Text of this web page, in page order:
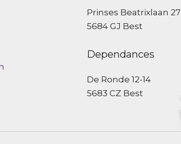
Prinses Beatrixlaan 27
5684 GJ Best
Dependances
De Ronde 12-14
5683 CZ Best